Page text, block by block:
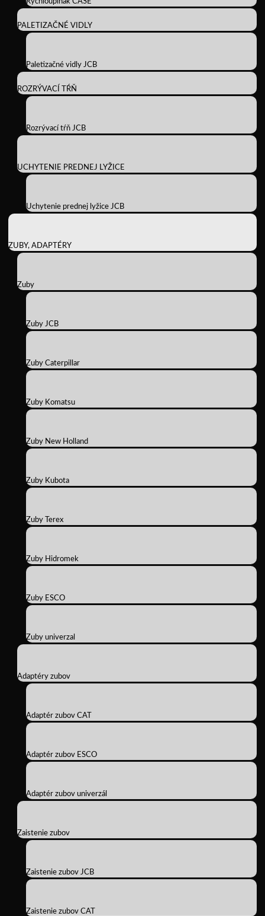
PALETIZAČNÉ VIDLY
Paletizačné vidly JCB
ROZRÝVACÍ TŔŇ
Rozrývací tŕň JCB
UCHYTENIE PREDNEJ LYŽICE
Uchytenie prednej lyžice JCB
ZUBY, ADAPTÉRY
Zuby
Zuby JCB
Zuby Caterpillar
Zuby Komatsu
Zuby New Holland
Zuby Kubota
Zuby Terex
Zuby Hidromek
Zuby ESCO
Zuby univerzal
Adaptéry zubov
Adaptér zubov CAT
Adaptér zubov ESCO
Adaptér zubov univerzál
Zaistenie zubov
Zaistenie zubov JCB
Zaistenie zubov CAT